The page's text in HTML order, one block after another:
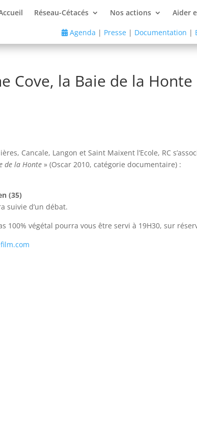
Réseau-Cétacés Nos actions Aider
Agenda | Presse| Documentation |
Cove, la Baie de la
Cancale, Langon et Saint Maixent l’Ecole, RC
de la Honte » (Oscar 2010, catégorie documentaire) :
(35)
suivie d’un débat.
100% végétal pourra vous être servi à 19H30, sur